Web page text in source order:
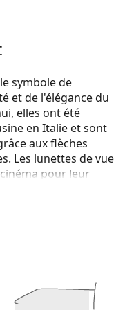
symbole de
et de l'élégance du
elles ont été
en Italie et sont
aux flèches
Les lunettes de vue
pour leur
formes
ces lunettes grâce à